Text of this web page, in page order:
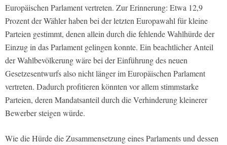
Europäischen Parlament vertreten. Zur Erinnerung: Etwa 12,9
Prozent der Wähler haben bei der letzten Europawahl für kleine
Parteien gestimmt, denen allein durch die fehlende Wahlhürde der
Einzug in das Parlament gelingen konnte. Ein beachtlicher Anteil
der Wahlbevölkerung wäre bei der Einführung des neuen
Gesetzesentwurfs also nicht länger im Europäischen Parlament
vertreten. Dadurch profitieren könnten vor allem stimmstarke
Parteien, deren Mandatsanteil durch die Verhinderung kleinerer
Bewerber steigen würde.
Wie die Hürde die Zusammensetzung eines Parlaments und dessen